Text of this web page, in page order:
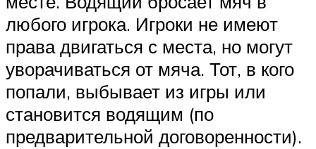
любого игрока. Игроки не имеют
права двигаться с места, но могут
уворачиваться от мяча. Тот, в кого
попали, выбывает из игры или
становится водящим (по
предварительной договоренности).